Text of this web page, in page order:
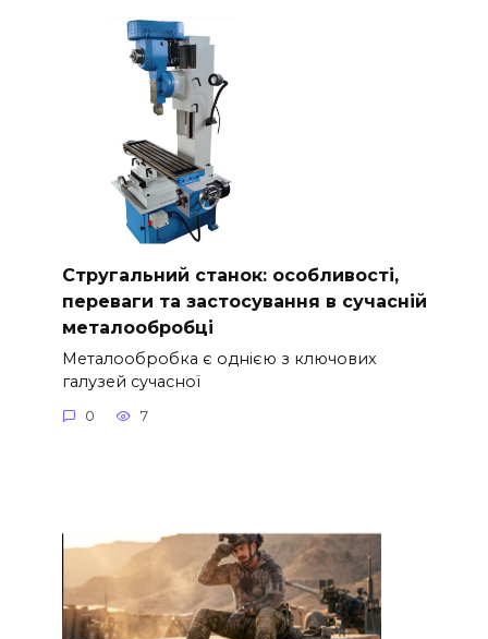
Стругальний станок: особливості,
переваги та застосування в сучасній
металообробці
Металообробка є однією з ключових
галузей сучасної
0 7